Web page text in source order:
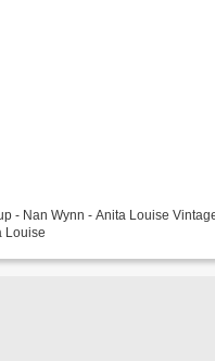
- Nan Wynn - Anita Louise
Louise